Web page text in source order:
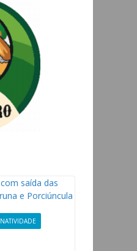
NATIVIDADE